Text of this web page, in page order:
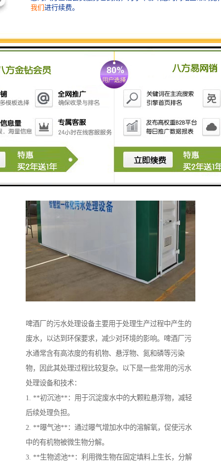
5. **化学反应器**：通过添加化学药剂，促进污水中的
于杀灭污水中的病原体，确保出水水质安全。
7. **一体化污水处理设备**：集成了多个功能的污水处
理系统，适用于小型住宅或别墅的污水处理。
在选择卫生间污水处理设备时，需要根据实际需求、污
水水质、处理规模等因素综合考虑。同时，定期维护和
检测也是确保污水处理设备正常运行的重要环节。
啤酒厂的污水处理设备主要用于处理生产过程中产生的
废水，以达到环保要求，减少对环境的影响。啤酒厂污
水通常含有高浓度的有机物、悬浮物、氮和磷等污染
物，因此其处理过程比较复杂。以下是一些常用的污水
处理设备和技术：
1. **初沉池**：用于沉淀废水中的大颗粒悬浮物，减轻
后续处理负担。
2. **曝气池**：通过曝气增加水中的溶解氧，促使污水
中的有机物被微生物分解。
3. **生物滤池**：利用微生物在固定填料上生长，分解